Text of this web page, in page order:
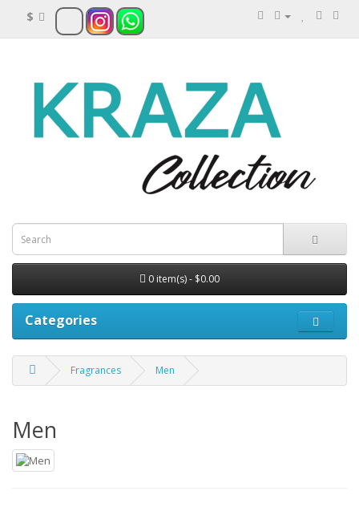
$
0 item(s) - $0.00
Categories
Fragrances Men
Men